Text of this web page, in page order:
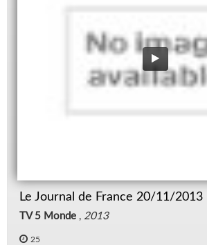
Le Journal de France 20/11/2013
TV 5 Monde , 2013
25